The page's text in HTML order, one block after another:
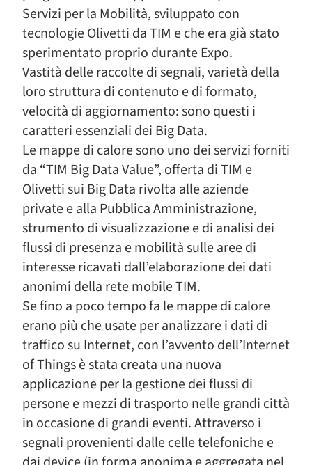
Servizi per la Mobilità, sviluppato con
tecnologie Olivetti da TIM e che era già stato
sperimentato proprio durante Expo.
Vastità delle raccolte di segnali, varietà della
loro struttura di contenuto e di formato,
velocità di aggiornamento: sono questi i
caratteri essenziali dei Big Data.
Le mappe di calore sono uno dei servizi forniti
da “TIM Big Data Value”, offerta di TIM e
Olivetti sui Big Data rivolta alle aziende
private e alla Pubblica Amministrazione,
strumento di visualizzazione e di analisi dei
flussi di presenza e mobilità sulle aree di
interesse ricavati dall’elaborazione dei dati
anonimi della rete mobile TIM.
Se fino a poco tempo fa le mappe di calore
erano più che usate per analizzare i dati di
traffico su Internet, con l’avvento dell’Internet
of Things è stata creata una nuova
applicazione per la gestione dei flussi di
persone e mezzi di trasporto nelle grandi città
in occasione di grandi eventi. Attraverso i
segnali provenienti dalle celle telefoniche e